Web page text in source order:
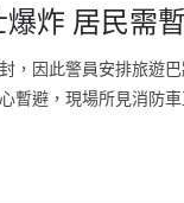
炸 居民需
，因此警員安排旅遊
暫避，現場所見消防